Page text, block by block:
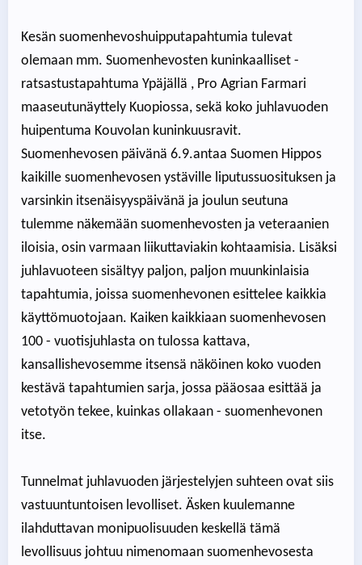
Kesän suomenhevoshuipputapahtumia tulevat
olemaan mm. Suomenhevosten kuninkaalliset -
ratsastustapahtuma Ypäjällä , Pro Agrian Farmari
maaseutunäyttely Kuopiossa, sekä koko juhlavuoden
huipentuma Kouvolan kuninkuusravit.
Suomenhevosen päivänä 6.9.antaa Suomen Hippos
kaikille suomenhevosen ystäville liputussuosituksen ja
varsinkin itsenäisyyspäivänä ja joulun seutuna
tulemme näkemään suomenhevosten ja veteraanien
iloisia, osin varmaan liikuttaviakin kohtaamisia. Lisäksi
juhlavuoteen sisältyy paljon, paljon muunkinlaisia
tapahtumia, joissa suomenhevonen esittelee kaikkia
käyttömuotojaan. Kaiken kaikkiaan suomenhevosen
100 - vuotisjuhlasta on tulossa kattava,
kansallishevosemme itsensä näköinen koko vuoden
kestävä tapahtumien sarja, jossa pääosaa esittää ja
vetotyön tekee, kuinkas ollakaan - suomenhevonen
itse.
Tunnelmat juhlavuoden järjestelyjen suhteen ovat siis
vastuuntuntoisen levolliset. Äsken kuulemanne
ilahduttavan monipuolisuuden keskellä tämä
levollisuus johtuu nimenomaan suomenhevosesta